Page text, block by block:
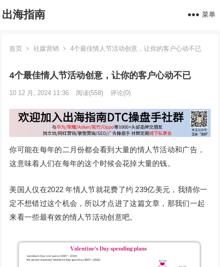
出海指南 菜单
首页 社媒营销 4个最佳情人节活动创意，让你的客户心动不已
4个最佳情人节活动创意，让你的客户心动不已
10 12 月, 2024 11:36 阅读(558) 评论(0)
你可能在每年的二月份都会看到大量的情人节活动和广告，
这意味着人们在每年的这个时候会花掉大量的钱。
美国人仅在2022 年情人节就花费了约 239亿美元，我猜你一
定不想错过这个机会，所以才点进了这篇文章，那我们一起
来看一些最有效的情人节活动创意吧。